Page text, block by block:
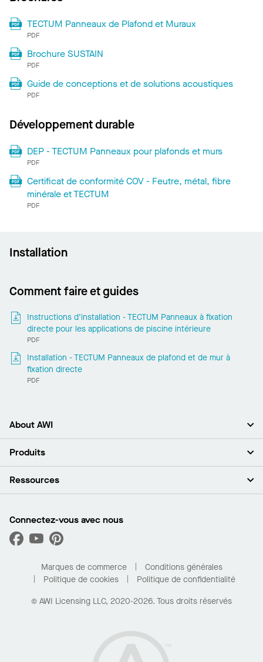
TECTUM Panneaux de Plafond et Muraux
PDF
Brochure SUSTAIN
PDF
Guide de conceptions et de solutions acoustiques
PDF
Développement durable
DEP - TECTUM Panneaux pour plafonds et murs
PDF
Certificat de conformité COV - Feutre, métal, fibre
minérale et TECTUM
PDF
Installation
Comment faire et guides
Instructions d’installation - TECTUM Panneaux à fixation
directe pour les applications de piscine intérieure
PDF
Installation - TECTUM Panneaux de plafond et de mur à
fixation directe
PDF
About AWI
À propos de nous
Espace presse
Quelles sont mes options d’achat?
Produits
Plafonds
Capacités sur mesure
Performance
Ressources
Trouver un distributeur
Trouver un distributeur
Pour la maison
Connectez-vous avec nous
Marques de commerce
Conditions générales
Politique de cookies
Politique de confidentialité
© AWI Licensing LLC, 2020-2026. Tous droits réservés